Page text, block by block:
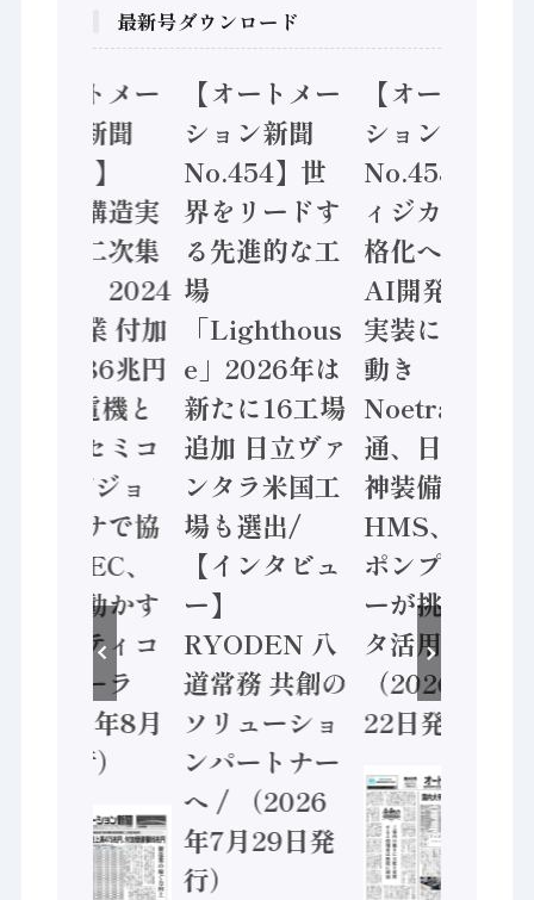
最新号ダウンロード
【オートメー
ション新聞
No.455】
「経済構造実
態調査二次集
計結果」2024
年製造業 付加
価値額86兆円
/ 三菱電機と
ソニーセミコ
ン AIビジョ
ンセンサで協
業 / IDEC、
安全に動かす
セーフティコ
ントローラ
（2026年8月
5日発行）
【オートメー
ション新聞
No.454】世
界をリードす
る先進的な工
場
「Lighthous
e」2026年は
新たに16工場
追加 日立ヴァ
ンタラ米国工
場も選出/
【インタビュ
ー】
RYODEN 八
道常務 共創の
ソリューショ
ンパートナー
へ / （2026
年7月29日発
行）
【オートメー
ション新聞
No.453】フ
ィジカルAI本
格化へ 国産
AI開発や社会
実装に活発な
動き
Noetra、富士
通、日立 / 兵
神装備 ×
HMS、老舗
ポンプメーカ
ーが挑むデー
タ活用 など
（2026年7月
22日発行）